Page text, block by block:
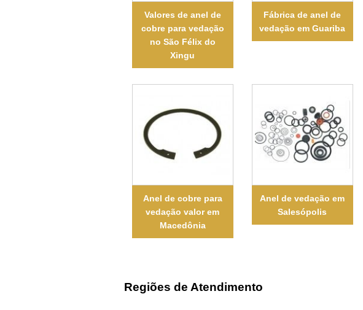
Valores de anel de
cobre para vedação
no São Félix do
Xingu
Fábrica de anel de
vedação em Guariba
Anel de cobre para
vedação valor em
Macedônia
Anel de vedação em
Salesópolis
Regiões de Atendimento